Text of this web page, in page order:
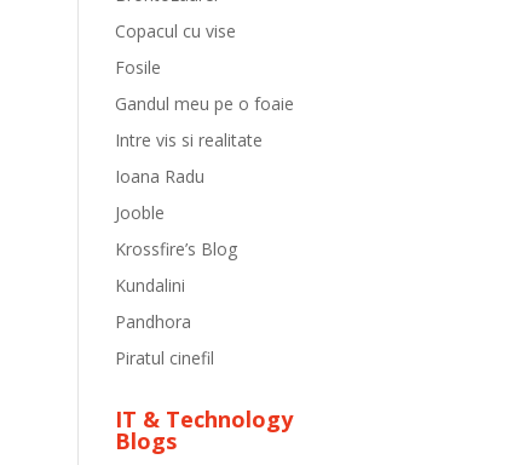
Copacul cu vise
Fosile
Gandul meu pe o foaie
Intre vis si realitate
Ioana Radu
Jooble
Krossfire’s Blog
Kundalini
Pandhora
Piratul cinefil
IT & Technology
Blogs